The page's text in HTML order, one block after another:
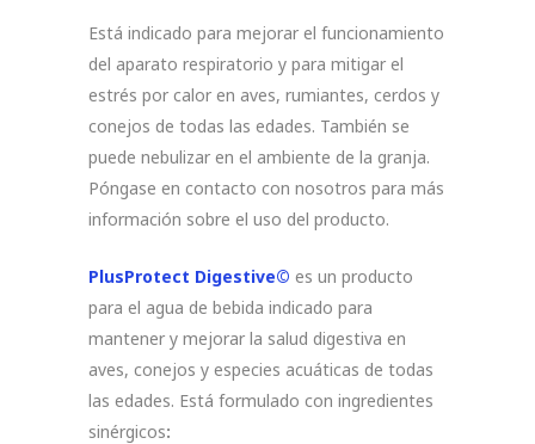
Está indicado para mejorar el funcionamiento
del aparato respiratorio y para mitigar el
estrés por calor en aves, rumiantes, cerdos y
conejos de todas las edades. También se
puede nebulizar en el ambiente de la granja.
Póngase en contacto con nosotros para más
información sobre el uso del producto.
PlusProtect Digestive© es un producto
para el agua de bebida indicado para
mantener y mejorar la salud digestiva en
aves, conejos y especies acuáticas de todas
las edades. Está formulado con ingredientes
sinérgicos: